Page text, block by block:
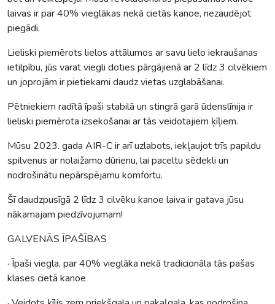
laivas ir par 40% vieglākas nekā cietās kanoe, nezaudējot
piegādi.
Lieliski piemērots lielos attālumos ar savu lielo iekraušanas
ietilpību, jūs varat viegli doties pārgājienā ar 2 līdz 3 cilvēkiem
un joprojām ir pietiekami daudz vietas uzglabāšanai.
Pētniekiem radītā īpaši stabilā un stingrā garā ūdenslīnija ir
lieliski piemērota izsekošanai ar tās veidotajiem ķīļiem.
Mūsu 2023. gada AIR-C ir arī uzlabots, iekļaujot trīs papildu
spilvenus ar nolaižamo dūrienu, lai paceltu sēdekli un
nodrošinātu nepārspējamu komfortu.
Šī daudzpusīgā 2 līdz 3 cilvēku kanoe laiva ir gatava jūsu
nākamajam piedzīvojumam!
GALVENĀS ĪPAŠĪBAS
· Īpaši viegla, par 40% vieglāka nekā tradicionāla tās pašas
klases cietā kanoe